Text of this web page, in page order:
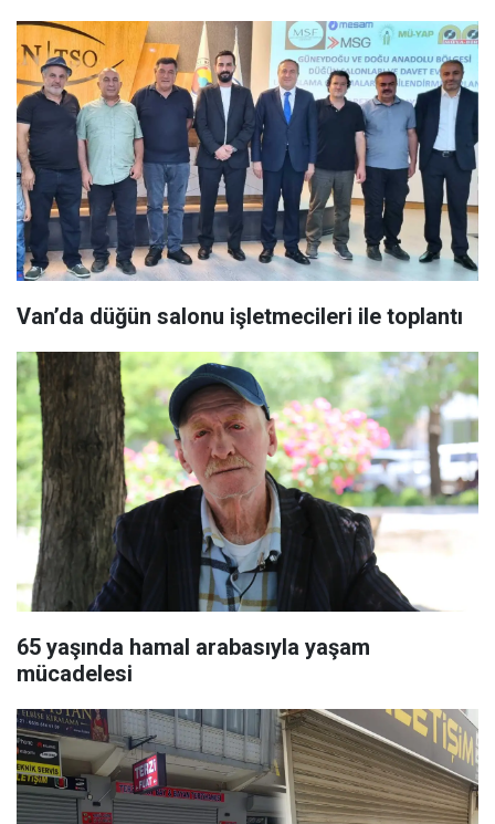
Van’da düğün salonu işletmecileri ile toplantı
65 yaşında hamal arabasıyla yaşam
mücadelesi